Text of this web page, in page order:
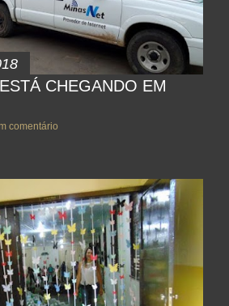
CHEGANDO EM
comentário